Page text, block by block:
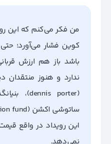
من فکر می‌کنم که این
کوین فشار می‌آورد؛ حتی
باشد باز هم ارزش
ندارد و هنوز منتقدان
(
dennis porter)،
این رویداد در واقع قیمت